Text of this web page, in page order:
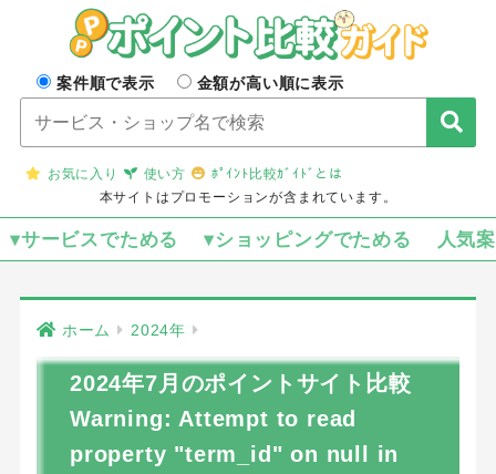
案件順で表示 金額が高い順に表示
お気に入り 使い方
ﾎﾟｲﾝﾄ比較ｶﾞｲﾄﾞとは
本サイトはプロモーションが含まれています。
▾サービスでためる ▾ショッピングでためる 人気
ホーム 2024年
2024年7月のポイントサイト比較
Warning: Attempt to read
property "term_id" on null in